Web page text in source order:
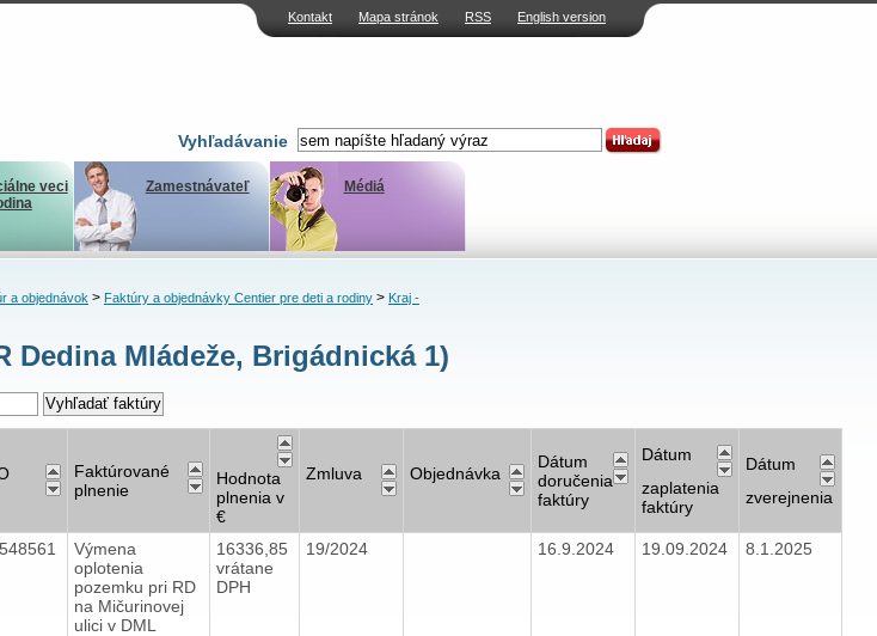
Kontakt Mapa stránok RSS English version
Vyhľadávanie
veci
Zamestnávateľ Médiá
a objednávok> Faktúry a objednávky Centier pre deti a rodiny> Kraj -
Dedina Mládeže, Brigádnická 1)
Faktúrované
plnenie
Hodnota
plnenia v
€
Zmluva Objednávka
Dátum
doručenia
faktúry
Dátum
zaplatenia
faktúry
Dátum
zverejnenia
Výmena
oplotenia
pozemku pri RD
na Mičurinovej
ulici v DML
16336,85
vrátane
DPH
19/2024 16.9.2024 19.09.2024 8.1.2025